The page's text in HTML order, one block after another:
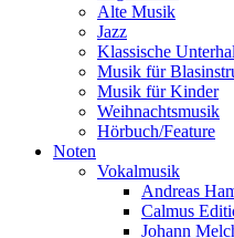
Alte Musik
Jazz
Klassische
Musik für
Musik für Kinder
Weihnachtsmusik
Hörbuch/Feature
Noten
Vokalmusik
Andreas
Calmus
Johann